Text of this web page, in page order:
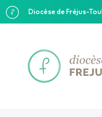
Diocèse de Fréjus-